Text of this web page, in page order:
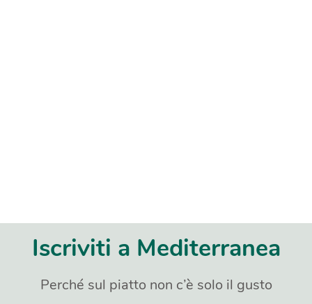
Iscriviti a Mediterranea
Perché sul piatto non c’è solo il gusto